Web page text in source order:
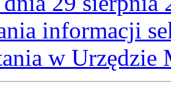
informacji
w Urzędzie